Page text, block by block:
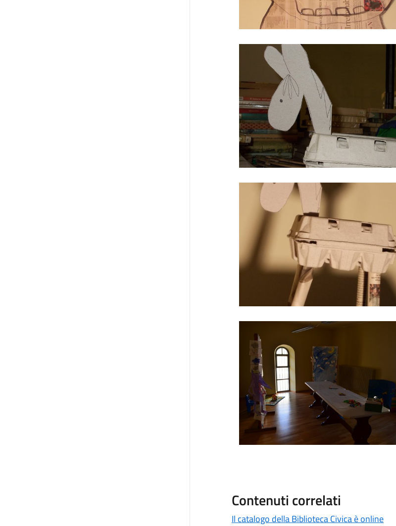
Cavalinno
Cavallino con i bimbi dell'asilo
La sala al primo piano
Contenuti correlati
Il catalogo della Biblioteca Civica è online